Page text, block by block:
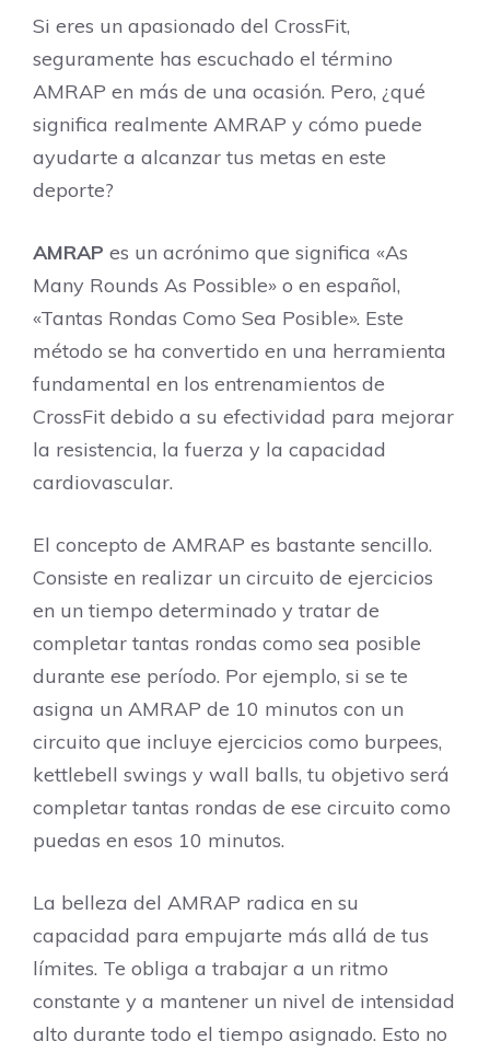
Si eres un apasionado del CrossFit,
seguramente has escuchado el término
AMRAP en más de una ocasión. Pero, ¿qué
significa realmente AMRAP y cómo puede
ayudarte a alcanzar tus metas en este
deporte?
AMRAP es un acrónimo que significa «As
Many Rounds As Possible» o en español,
«Tantas Rondas Como Sea Posible». Este
método se ha convertido en una herramienta
fundamental en los entrenamientos de
CrossFit debido a su efectividad para mejorar
la resistencia, la fuerza y la capacidad
cardiovascular.
El concepto de AMRAP es bastante sencillo.
Consiste en realizar un circuito de ejercicios
en un tiempo determinado y tratar de
completar tantas rondas como sea posible
durante ese período. Por ejemplo, si se te
asigna un AMRAP de 10 minutos con un
circuito que incluye ejercicios como burpees,
kettlebell swings y wall balls, tu objetivo será
completar tantas rondas de ese circuito como
puedas en esos 10 minutos.
La belleza del AMRAP radica en su
capacidad para empujarte más allá de tus
límites. Te obliga a trabajar a un ritmo
constante y a mantener un nivel de intensidad
alto durante todo el tiempo asignado. Esto no